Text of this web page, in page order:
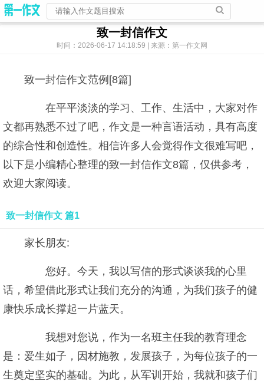
致一封信作文
时间：2026-06-17 14:18:59 | 来源：第一作文网
致一封信作文范例[8篇]
在平平淡淡的学习、工作、生活中，大家对作
文都再熟悉不过了吧，作文是一种言语活动，具有高度
的综合性和创造性。相信许多人会觉得作文很难写吧，
以下是小编精心整理的致一封信作文8篇，仅供参考，
欢迎大家阅读。
致一封信作文 篇1
家长朋友:
您好。今天，我以写信的形式谈谈我的心里
话，希望借此形式让我们充分的沟通，为我们孩子的健
康快乐成长撑起一片蓝天。
我想对您说，作为一名班主任我的教育理念
是：爱生如子，因材施教，发展孩子，为每位孩子的一
生奠定坚实的基础。为此，从军训开始，我就和孩子们